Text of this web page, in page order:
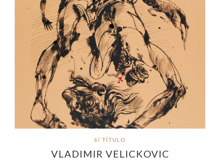
S/ TÍTULO
VLADIMIR VELICKOVIC